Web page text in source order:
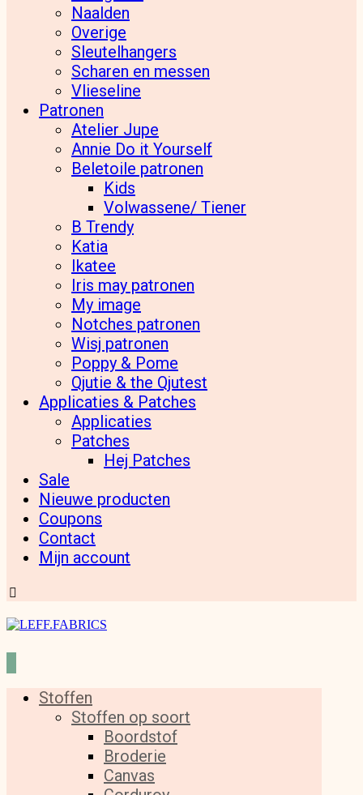
Naalden
Overige
Sleutelhangers
Scharen en messen
Vlieseline
Patronen
Atelier Jupe
Annie Do it Yourself
Beletoile patronen
Kids
Volwassene/ Tiener
B Trendy
Katia
Ikatee
Iris may patronen
My image
Notches patronen
Wisj patronen
Poppy & Pome
Qjutie & the Qjutest
Applicaties & Patches
Applicaties
Patches
Hej Patches
Sale
Nieuwe producten
Coupons
Contact
Mijn account
Stoffen
Stoffen op soort
Boordstof
Broderie
Canvas